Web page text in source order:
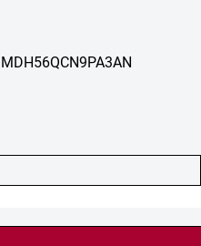
MDH56QCN9PA3AN